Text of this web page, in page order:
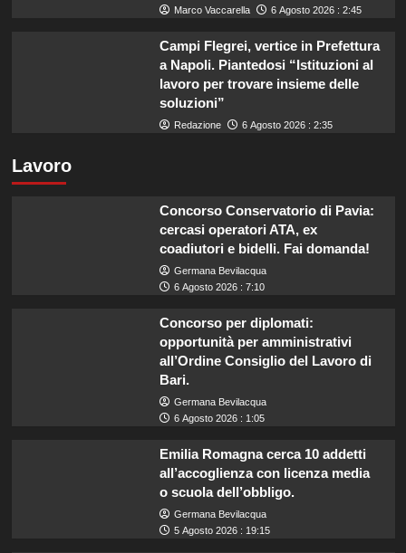
Marco Vaccarella 6 Agosto 2026 : 2:45
Campi Flegrei, vertice in Prefettura
a Napoli. Piantedosi “Istituzioni al
lavoro per trovare insieme delle
soluzioni”
Redazione 6 Agosto 2026 : 2:35
Lavoro
Concorso Conservatorio di Pavia:
cercasi operatori ATA, ex
coadiutori e bidelli. Fai domanda!
Germana Bevilacqua
6 Agosto 2026 : 7:10
Concorso per diplomati:
opportunità per amministrativi
all’Ordine Consiglio del Lavoro di
Bari.
Germana Bevilacqua
6 Agosto 2026 : 1:05
Emilia Romagna cerca 10 addetti
all’accoglienza con licenza media
o scuola dell’obbligo.
Germana Bevilacqua
5 Agosto 2026 : 19:15